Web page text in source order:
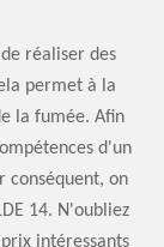
réaliser des
permet à la
la fumée. Afin
d'un
conséquent, on
14. N'oubliez
intéressants